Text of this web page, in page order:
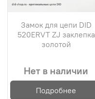
Замок для цепи DID
520ERVT ZJ заклепка
золотой
Нет в наличии
Подробнее